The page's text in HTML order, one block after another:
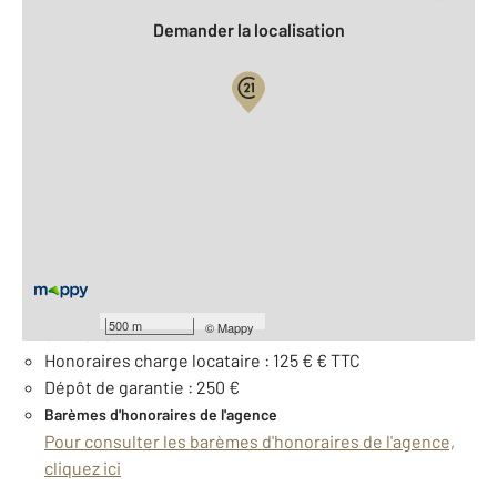
500 m ©Mappy
Demander la localisation
Loyer de base : 95 € par mois
annuelle
Honoraires charge locataire : 125 € € TTC
Dépôt de garantie : 250 €
Barèmes d'honoraires de l'agence
Pour consulter les barèmes d'honoraires de l'agence,
cliquez ici